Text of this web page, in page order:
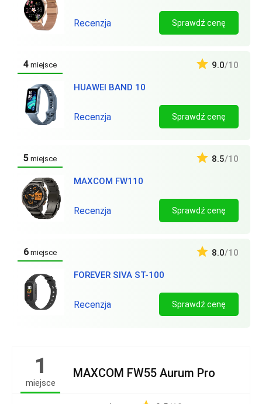
Recenzja Sprawdź cenę
4 miejsce
HUAWEI BAND 10
9.0/10
Recenzja Sprawdź cenę
5 miejsce
MAXCOM FW110
8.5/10
Recenzja Sprawdź cenę
6 miejsce
FOREVER SIVA ST-100
8.0/10
Recenzja Sprawdź cenę
1
miejsce
MAXCOM FW55 Aurum Pro